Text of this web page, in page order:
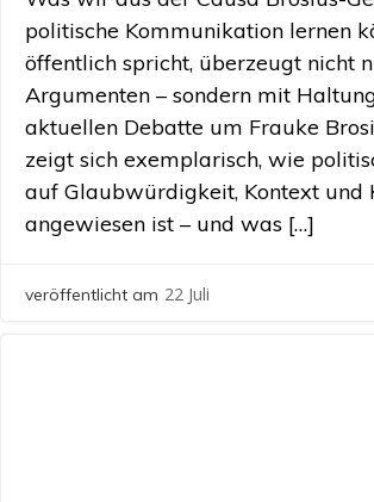
politische Kommunikation lernen
öffentlich spricht, überzeugt nicht
Argumenten – sondern mit
aktuellen Debatte um Frauke
zeigt sich exemplarisch, wie
auf Glaubwürdigkeit, Kontext und
angewiesen ist – und was […]
veröffentlicht am 22 Juli